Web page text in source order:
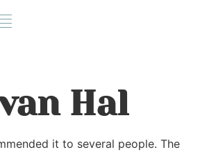
Hal
it to several people. The